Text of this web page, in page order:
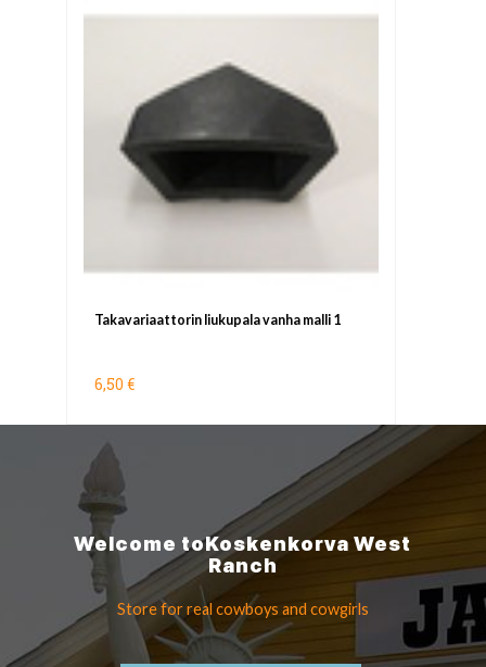
Takavariaattorin liukupala vanha malli 1
6,50 €
Welcome toKoskenkorvaWest
Ranch
Store for real cowboys and cowgirls